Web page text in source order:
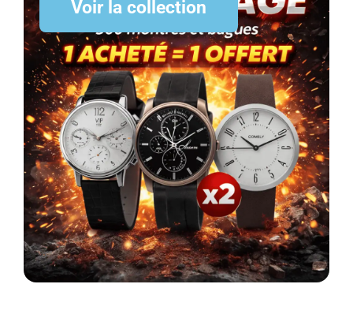
Voir la collection